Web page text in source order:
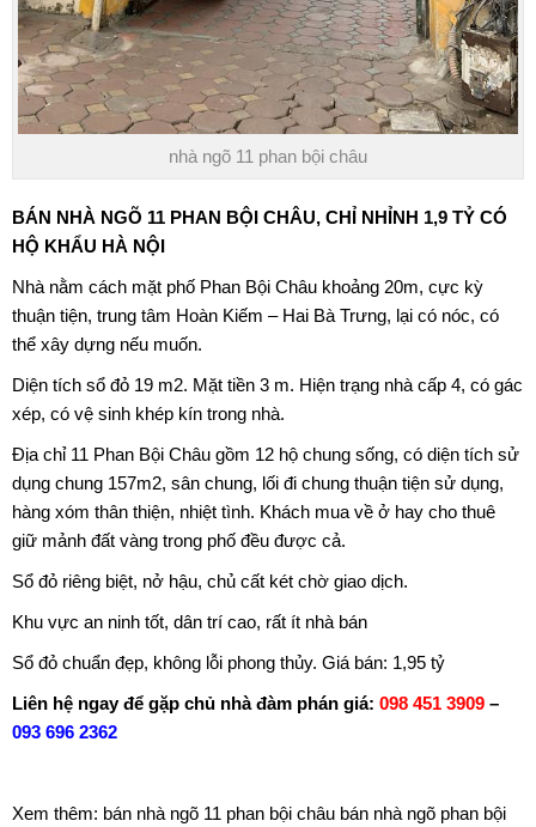
nhà ngõ 11 phan bội châu
BÁN NHÀ NGÕ 11 PHAN BỘI CHÂU, CHỈ NHỈNH 1,9 TỶ CÓ
HỘ KHẨU HÀ NỘI
Nhà nằm cách mặt phố Phan Bội Châu khoảng 20m, cực kỳ
thuận tiện, trung tâm Hoàn Kiếm – Hai Bà Trưng, lại có nóc, có
thể xây dựng nếu muốn.
Diện tích sổ đỏ 19 m2. Mặt tiền 3 m. Hiện trạng nhà cấp 4, có gác
xép, có vệ sinh khép kín trong nhà.
Địa chỉ 11 Phan Bội Châu gồm 12 hộ chung sống, có diện tích sử
dụng chung 157m2, sân chung, lối đi chung thuận tiện sử dụng,
hàng xóm thân thiện, nhiệt tình. Khách mua về ở hay cho thuê
giữ mảnh đất vàng trong phố đều được cả.
Sổ đỏ riêng biệt, nở hậu, chủ cất két chờ giao dịch.
Khu vực an ninh tốt, dân trí cao, rất ít nhà bán
Sổ đỏ chuẩn đẹp, không lỗi phong thủy. Giá bán: 1,95 tỷ
Liên hệ ngay để gặp chủ nhà đàm phán giá: 098 451 3909 –
093 696 2362
Xem thêm: bán nhà ngõ 11 phan bội châu bán nhà ngõ phan bội